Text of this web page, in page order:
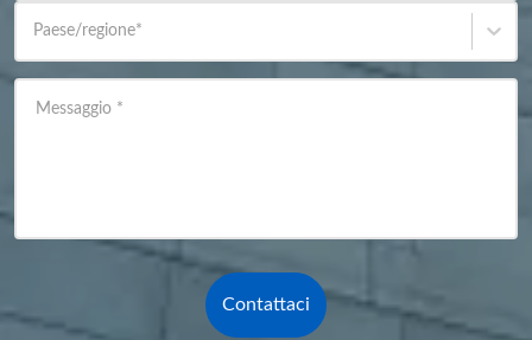
Paese/regione*
Messaggio *
Contattaci